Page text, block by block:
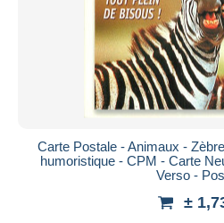
Carte Postale - Animaux -
humoristique - CPM - Carte
Verso -
±